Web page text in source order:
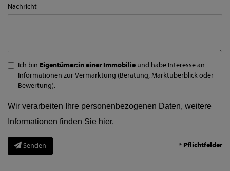
Nachricht
Ich bin Eigentümer:in einer Immobilie und habe Interesse an
Informationen zur Vermarktung (Beratung, Marktüberblick oder
Bewertung).
Wir verarbeiten Ihre personenbezogenen Daten, weitere
Informationen finden Sie hier.
Senden * Pflichtfelder